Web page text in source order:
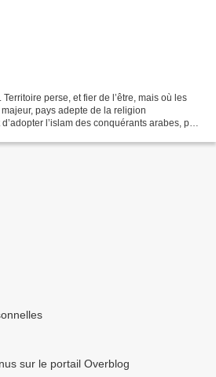
perse, et fier de l’être, mais où les
pays adepte de la religion
l’islam des conquérants arabes, puis
sur le portail Overblog